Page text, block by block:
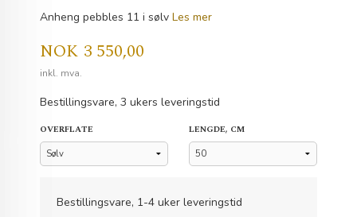
Anheng pebbles 11 i sølvLes mer
Pris
NOK 3 550,00
inkl. mva.
Bestillingsvare, 3 ukers leveringstid
OVERFLATE LENGDE, CM
Bestillingsvare, 1-4 uker leveringstid